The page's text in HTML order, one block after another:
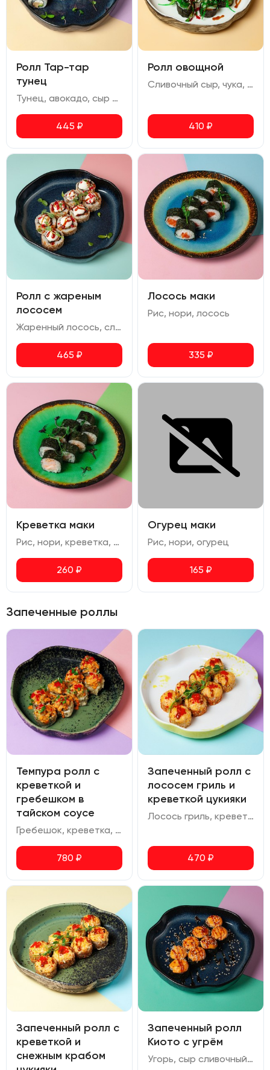
Ролл Тар-тар
тунец
Тунец, авокадо, сыр сливочный, омлет, соус спайси, перец чили сушеный
445 ₽
Ролл овощной
Сливочный сыр, чука, перец болгарский, авокадо, огурец, помидор черри, икра масаго, ореховый соус, соус терияки
410 ₽
Ролл с жареным
лососем
Жаренный лосось, сливочный сыр, огурец, перец болгарский, икра масаго, кунжут
465 ₽
Лосось маки
Рис, нори, лосось
335 ₽
Креветка маки
Рис, нори, креветка, соус спайси
260 ₽
Огурец маки
Рис, нори, огурец
165 ₽
Запеченные роллы
Темпура ролл с
креветкой и
гребешком в
тайском соусе
Гребешок, креветка, сливочный сыр, огурец, соус спайси, тайский соус, икра масаго.
780 ₽
Запеченный ролл с
лососем гриль и
креветкой цукияки
Лосось гриль, креветка тигровая, сливочный сыр, томаты черри, соус для запекания, шичими, кунжут, соус терияки, икра масаго
470 ₽
Запеченный ролл с
креветкой и
снежным крабом
Запеченный ролл
Киото с угрём
Угорь, сыр сливочный, соус для запекания, соус унаги